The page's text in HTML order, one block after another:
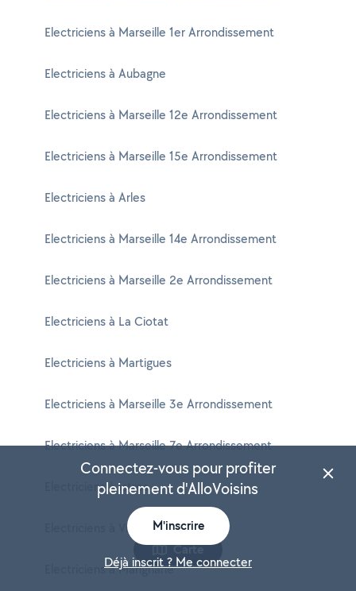
Electriciens à Marseille 1er Arrondissement
Electriciens à Aubagne
Electriciens à Marseille 12e Arrondissement
Electriciens à Marseille 15e Arrondissement
Electriciens à Arles
Electriciens à Marseille 14e Arrondissement
Electriciens à Marseille 2e Arrondissement
Electriciens à La Ciotat
Electriciens à Martigues
Electriciens à Marseille 3e Arrondissement
Electriciens à Marseille 7e Arrondissement
Electriciens à Istres
Electriciens à Vitrolles
Electriciens à Marignane
Carte
Connectez-vous pour profiter
pleinement d'AlloVoisins
M'inscrire
Déjà inscrit ? Me connecter